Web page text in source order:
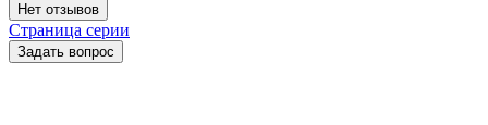
Нет отзывов
Страница серии
Задать вопрос